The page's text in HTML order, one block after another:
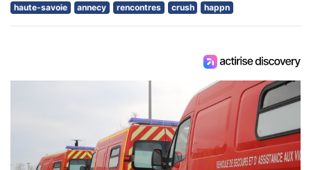
haute-savoie annecy rencontres crush happn